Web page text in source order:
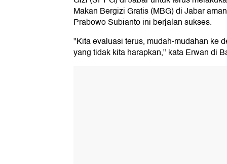
Makan Bergizi Gratis (MBG) di Jabar
Prabowo Subianto ini berjalan sukses.
"Kita evaluasi terus, mudah-mudahan ke
yang tidak kita harapkan," kata Erwan di